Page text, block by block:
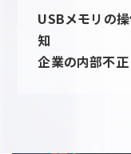
USBメモリの
知
企業の内部不